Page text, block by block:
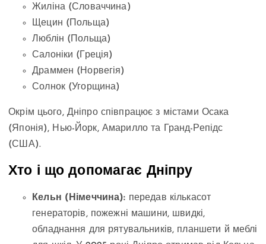
Жиліна (Словаччина)
Щецин (Польща)
Люблін (Польща)
Салоніки (Греція)
Драммен (Норвегія)
Солнок (Угорщина)
Окрім цього, Дніпро співпрацює з містами Осака
(Японія), Нью-Йорк, Амарилло та Гранд-Репідс
(США).
Хто і що допомагає Дніпру
Кельн (Німеччина): передав кількасот
генераторів, пожежні машини, швидкі,
обладнання для рятувальників, планшети й меблі